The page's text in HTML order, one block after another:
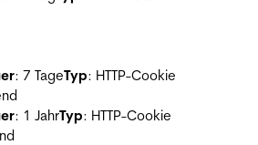
: 7 TageTyp: HTTP-Cookie
: 1 JahrTyp: HTTP-Cookie